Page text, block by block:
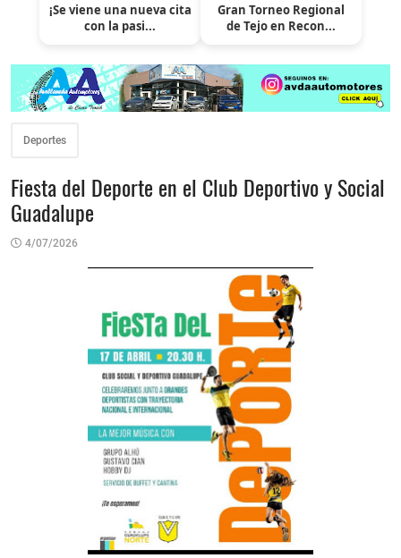
¡Se viene una nueva cita
con la pasi...
Gran Torneo Regional
de Tejo en Recon...
Deportes
Fiesta del Deporte en el Club Deportivo y Social
Guadalupe
4/07/2026